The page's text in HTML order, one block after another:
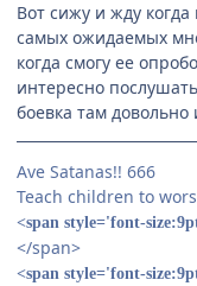
Вот сижу и жду когда
самых ожидаемых
когда смогу ее
интересно
боевка там довольно
Ave Satanas!! 666
Teach children to
<span style='font-
</span>
<span style='font-